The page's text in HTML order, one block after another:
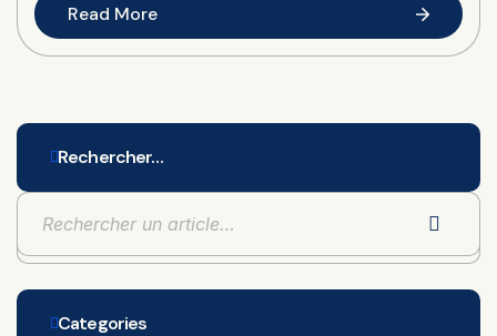
Read More
Rechercher…
Categories